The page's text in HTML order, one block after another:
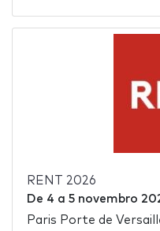
RENT 2026
De 4 a 5 novembro
Paris Porte de